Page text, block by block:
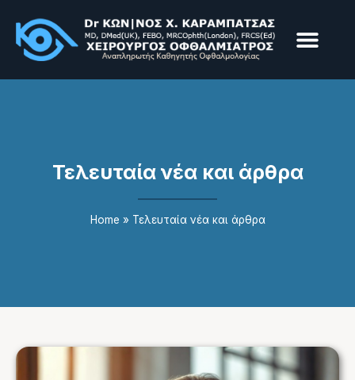
Τελευταία νέα και άρθρα
Home » Τελευταία νέα και άρθρα